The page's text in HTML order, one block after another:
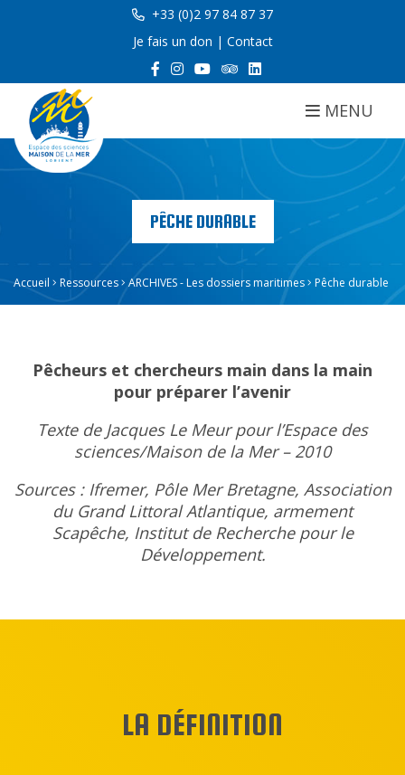
+33 (0)2 97 84 87 37
Je fais un don | Contact
MENU
PÊCHE DURABLE
Accueil Ressources ARCHIVES - Les dossiers maritimes Pêche durable
Pêcheurs et chercheurs main dans la main
pour préparer l’avenir
Texte de Jacques Le Meur pour l’Espace des
sciences/Maison de la Mer – 2010
Sources : Ifremer, Pôle Mer Bretagne, Association
du Grand Littoral Atlantique, armement
Scapêche, Institut de Recherche pour le
Développement.
LA DÉFINITION